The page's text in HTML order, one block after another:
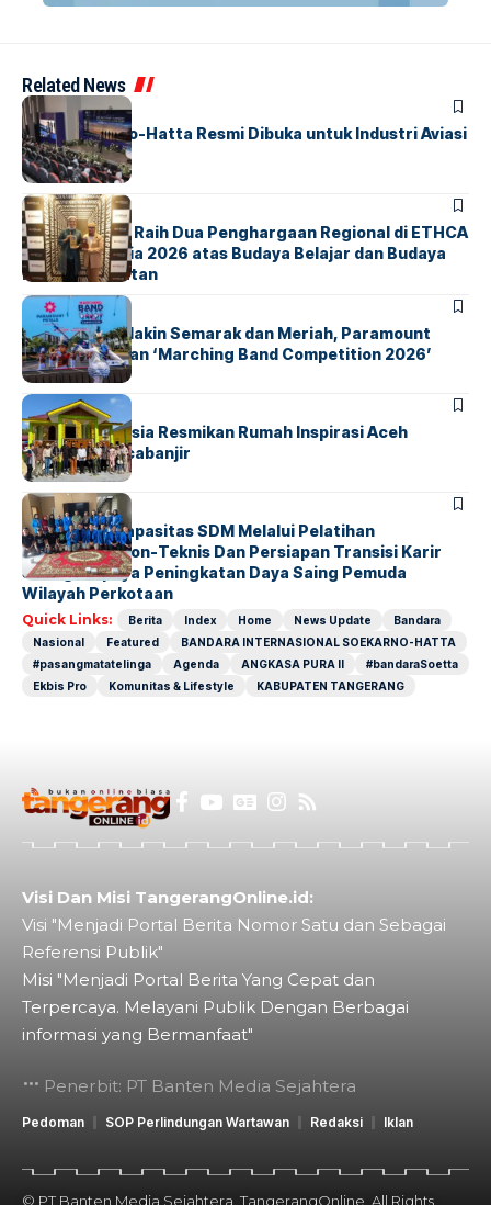
Related News
BANDARA BERITA
IALC Soekarno-Hatta Resmi Dibuka untuk Industri Aviasi
Dunia
BERITA
ParagonCorp Raih Dua Penghargaan Regional di ETHCA
Southeast Asia 2026 atas Budaya Belajar dan Budaya
Kebermanfaatan
BERITA INDEX
Akhir Pekan Makin Semarak dan Meriah, Paramount
Petals Hadirkan ‘Marching Band Competition 2026’
BERITAHOME
AirNav Indonesia Resmikan Rumah Inspirasi Aceh
Tamiang Pascabanjir
BERITAINDEX
Penguatan Kapasitas SDM Melalui Pelatihan
Kompetensi Non-Teknis Dan Persiapan Transisi Karir
Sebagai Upaya Peningkatan Daya Saing Pemuda
Wilayah Perkotaan
Quick Links: Berita Index Home News Update
Bandara
Nasional
Featured
BANDARA INTERNASIONAL SOEKARNO-HATTA
#pasangmatatelinga
Agenda ANGKASA PURA II
#bandaraSoetta
Ekbis Pro
Komunitas & Lifestyle KABUPATEN TANGERANG
Visi Dan Misi TangerangOnline.id:
Visi "Menjadi Portal Berita Nomor Satu dan Sebagai
Referensi Publik"
Misi "Menjadi Portal Berita Yang Cepat dan
Terpercaya. Melayani Publik Dengan Berbagai
informasi yang Bermanfaat"
Penerbit: PT Banten Media Sejahtera
Pedoman SOP Perlindungan Wartawan Redaksi Iklan
© PT Banten Media Sejahtera. TangerangOnline. All Rights